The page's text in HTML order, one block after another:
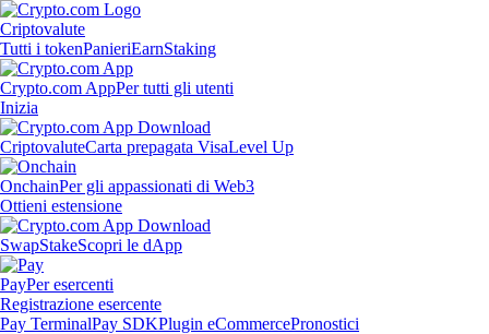
Criptovalute
Tutti i tokenPanieriEarnStaking
Crypto.com AppPer tutti gli utenti
Inizia
CriptovaluteCarta prepagata VisaLevel Up
OnchainPer gli appassionati di Web3
Ottieni estensione
SwapStakeScopri le dApp
PayPer esercenti
Registrazione esercente
Pay TerminalPay SDKPlugin eCommercePronostici